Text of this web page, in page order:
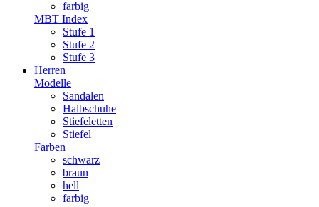
farbig
MBT Index
Stufe 1
Stufe 2
Stufe 3
Herren
Modelle
Sandalen
Halbschuhe
Stiefeletten
Stiefel
Farben
schwarz
braun
hell
farbig